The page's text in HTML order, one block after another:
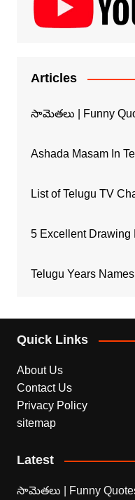
Articles
సామెతలు | Funny
Ashada Masam In
List of Telugu TV
5 Excellent Drawing
Telugu Years
Quick Links
About Us
Contact Us
Privacy Policy
sitemap
Latest
సామెతలు | Funny